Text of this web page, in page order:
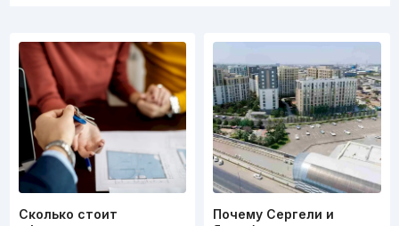
Сколько стоит
Почему Сергели и